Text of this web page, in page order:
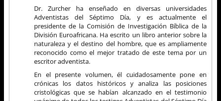
Dr. Zurcher ha enseñado en diversas universidades
Adventistas del Séptimo Día, y es actualmente el
presidente de la Comisión de Investigación Bíblica de la
División Euroafricana. Ha escrito un libro anterior sobre la
naturaleza y el destino del hombre, que es ampliamente
reconocido como el mejor tratado de este tema por un
escritor adventista.
En el presente volumen, él cuidadosamente pone en
crónicas los datos históricos y analiza las posiciones
cristológicas que se habían alcanzado en el testimonio